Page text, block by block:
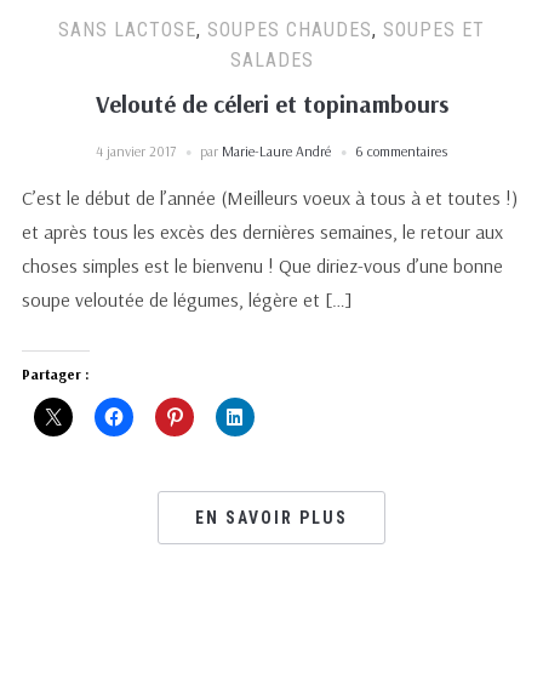
SANS LACTOSE, SOUPES CHAUDES, SOUPES ET
SALADES
Velouté de céleri et topinambours
4 janvier 2017 par Marie-Laure André 6 commentaires
C’est le début de l’année (Meilleurs voeux à tous à et toutes !)
et après tous les excès des dernières semaines, le retour aux
choses simples est le bienvenu ! Que diriez-vous d’une bonne
soupe veloutée de légumes, légère et […]
Partager :
EN SAVOIR PLUS